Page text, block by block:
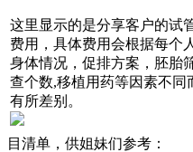
这里显示的是分享客户的试
费用，具体费用会根据每个人
身体情况，促排方案，胚胎
查个数,移植用药等因素不同
有所差别。
目清单，供姐妹们参考：